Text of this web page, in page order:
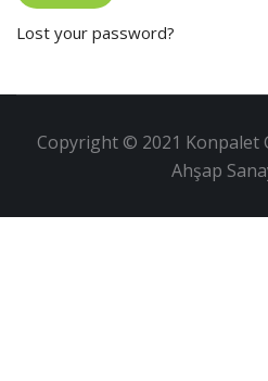
Lost your password?
Copyright © 2021 Konpalet
Ahşap